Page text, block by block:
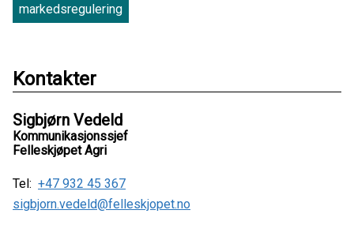
markedsregulering
Kontakter
Sigbjørn Vedeld
Kommunikasjonssjef
Felleskjøpet Agri
Tel: +47 932 45 367
sigbjorn.vedeld@felleskjopet.no